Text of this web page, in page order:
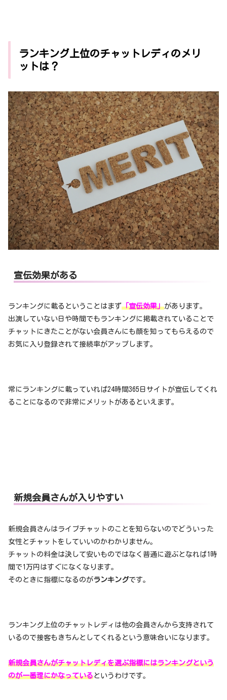
ランキング上位のチャットレディのメリ
ットは？
宣伝効果がある
ランキングに載るということはまず「宣伝効果」があります。
出演していない日や時間でもランキングに掲載されていることで
チャットにきたことがない会員さんにも顔を知ってもらえるので
お気に入り登録されて接続率がアップします。
常にランキングに載っていれば24時間365日サイトが宣伝してくれ
ることになるので非常にメリットがあるといえます。
新規会員さんが入りやすい
新規会員さんはライブチャットのことを知らないのでどういった
女性とチャットをしていいのかわかりません。
チャットの料金は決して安いものではなく普通に遊ぶとなれば1時
間で1万円はすぐになくなります。
そのときに指標になるのがランキングです。
ランキング上位のチャットレディは他の会員さんから支持されて
いるので接客もきちんとしてくれるという意味合いになります。
新規会員さんがチャットレディを選ぶ指標にはランキングという
のが一番理にかなっているというわけです。